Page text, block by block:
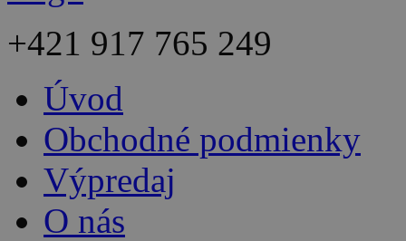
+421 917 765 249
Úvod
Obchodné podmienky
Výpredaj
O nás